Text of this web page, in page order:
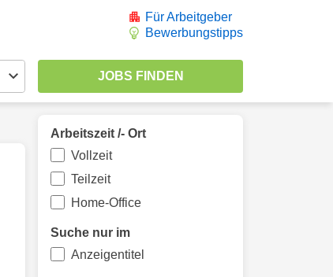
Für Arbeitgeber
Bewerbungstipps
Arbeitszeit /- Ort
Vollzeit
Teilzeit
Home-Office
Suche nur im
Anzeigentitel